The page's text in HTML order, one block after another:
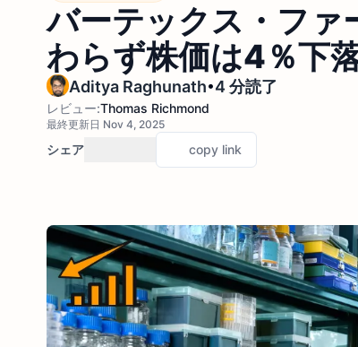
バーテックス・ファ
わらず株価は4％下
Aditya Raghunath•4 分読了
レビュー:Thomas Richmond
最終更新日 Nov 4, 2025
シェア copy link